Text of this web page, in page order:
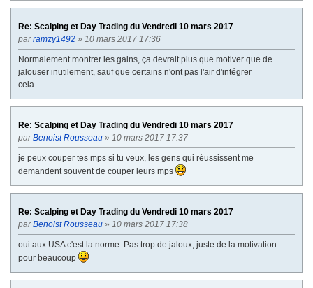
Re: Scalping et Day Trading du Vendredi 10 mars 2017
parramzy1492 » 10 mars 2017 17:36
Normalement montrer les gains, ça devrait plus que motiver que de
jalouser inutilement, sauf que certains n'ont pas l'air d'intégrer
cela.
Re: Scalping et Day Trading du Vendredi 10 mars 2017
parBenoist Rousseau » 10 mars 2017 17:37
je peux couper tes mps si tu veux, les gens qui réussissent me
demandent souvent de couper leurs mps
Re: Scalping et Day Trading du Vendredi 10 mars 2017
parBenoist Rousseau » 10 mars 2017 17:38
oui aux USA c'est la norme. Pas trop de jaloux, juste de la motivation
pour beaucoup